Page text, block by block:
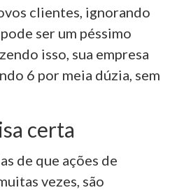
clientes, ignorando
ser um péssimo
isso, sua empresa
6 por meia dúzia, sem
certa
de que ações de
vezes, são